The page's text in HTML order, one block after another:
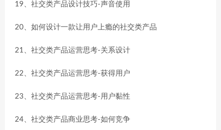
19、社交类产品设计技巧-声音使用
20、如何设计一款让用户上瘾的社交类产品
21、社交类产品运营思考-关系设计
22、社交类产品运营思考-获得用户
23、社交类产品运营思考-用户黏性
24、社交类产品商业思考-如何竞争